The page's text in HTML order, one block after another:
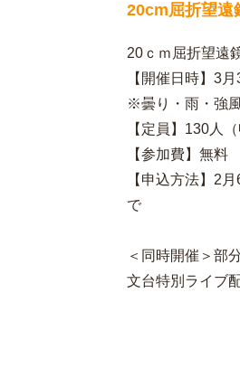
20cm屈折望遠
20ｃｍ屈折望遠
【開催日時】3
※曇り・雨・強
【定員】130人
【参加費】無料
【申込方法】2
で
＜同時開催＞部
文台特別ライブ